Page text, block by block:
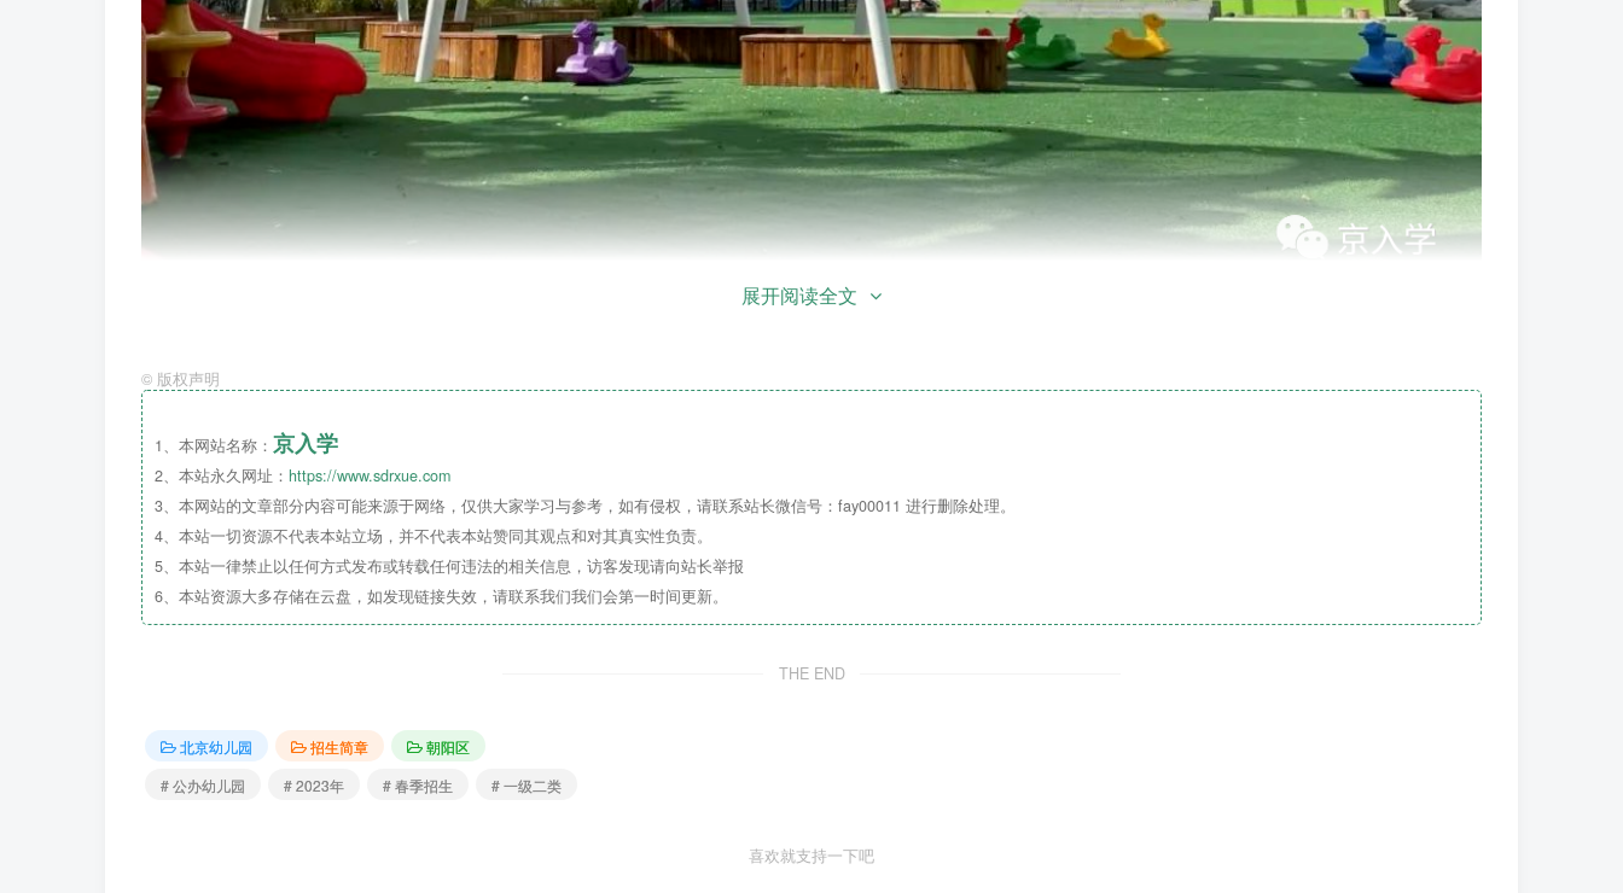
招生对象
（备注：如有家长计划送幼儿入园，可
招生热线：18310576580
18310365080
致力于为孩子提供更优质的教育
展开阅读全文
© 版权声明
1、本网站名称： 京入学
2、本站永久网址： https://www.sdrxue.com
3、本网站的文章部分内容可能来源于网络，仅供大家学习与参考，如有侵权，请联系站长微信号：fay00011 进行删除处理。
4、本站一切资源不代表本站立场，并不代表本站赞同其观点和对其真实性负责。
5、本站一律禁止以任何方式发布或转载任何违法的相关信息，访客发现请向站长举报
6、本站资源大多存储在云盘，如发现链接失效，请联系我们我们会第一时间更新。
THE END
北京幼儿园 招生简章
朝阳区
# 公办幼儿园
# 2023年 # 春季招生 # 一级二类
喜欢就支持一下吧